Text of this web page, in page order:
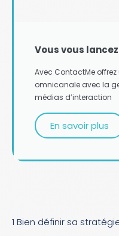
Vous vous
Avec ContactMe offrez
omnicanale avec la
médias d’interaction
En savoir plus
1 Bien définir sa